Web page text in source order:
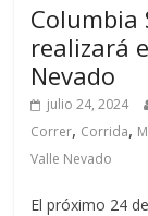
Columbia
realizará
Nevado
julio 24, 2024
Correr, Corrida,
Valle Nevado
El próximo 24